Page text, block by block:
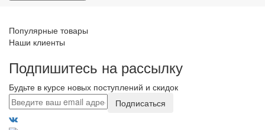
Популярные товары
Наши клиенты
Подпишитесь на рассылку
Будьте в курсе новых поступлений и скидок
Подписаться